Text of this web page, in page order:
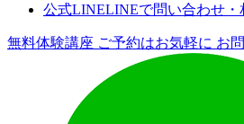
公式LINELINEで問い合わせ・
無料体験講座 ご予約はお気軽に お